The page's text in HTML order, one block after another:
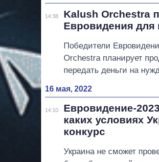
14:38
Kalush Orchestra
Евровидения
Победители
Orchestra планирует
передать деньги на
16 мая, 2022
14:10
Евровидение-
каких условиях
конкурс
Украина не сможет